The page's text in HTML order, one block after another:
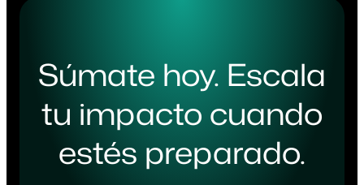
Súmate hoy. Escala
tu impacto cuando
estés preparado.